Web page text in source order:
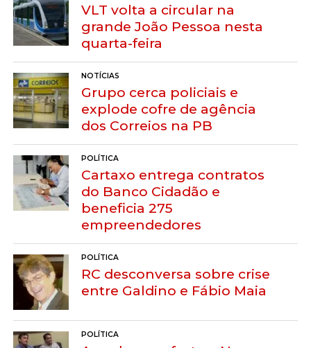
VLT volta a circular na
grande João Pessoa nesta
quarta-feira
NOTÍCIAS
Grupo cerca policiais e
explode cofre de agência
dos Correios na PB
POLÍTICA
Cartaxo entrega contratos
do Banco Cidadão e
beneficia 275
empreendedores
POLÍTICA
RC desconversa sobre crise
entre Galdino e Fábio Maia
POLÍTICA